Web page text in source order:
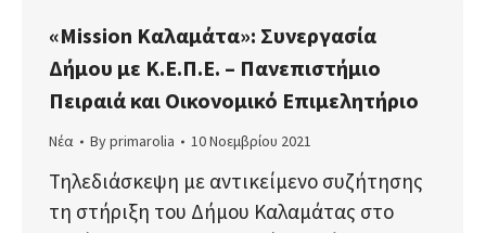
«Mission Καλαμάτα»: Συνεργασία
Δήμου με Κ.Ε.Π.Ε. – Πανεπιστήμιο
Πειραιά και Οικονομικό Επιμελητήριο
Νέα Byprimarolia 10 Νοεμβρίου 2021
Τηλεδιάσκεψη με αντικείμενο συζήτησης
τη στήριξη του Δήμου Καλαμάτας στο